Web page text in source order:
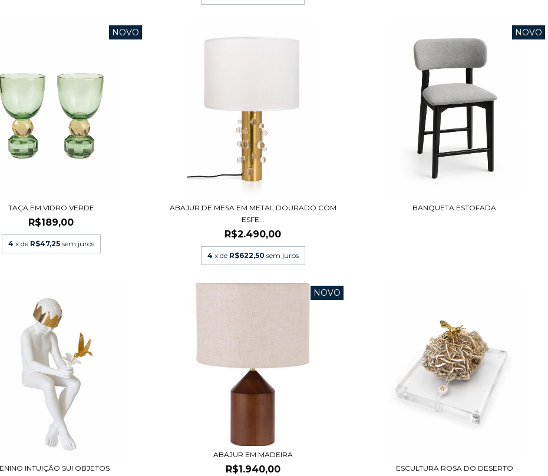
NOVO
TAÇA EM VIDRO VERDE
R$189,00
4 x de R$47,25 sem juros
ABAJUR DE MESA EM METAL DOURADO COM
ESFE...
R$2.490,00
4 x de R$622,50 sem juros
NOVO
BANQUETA ESTOFADA
INTUIÇÃO SUI OBJETOS
NOVO
ABAJUR EM MADEIRA
R$1.940,00 ESCULTURA ROSA DO DESERTO